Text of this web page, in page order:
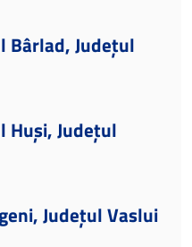
Bârlad, Județul
Huși, Județul
Județul Vaslui